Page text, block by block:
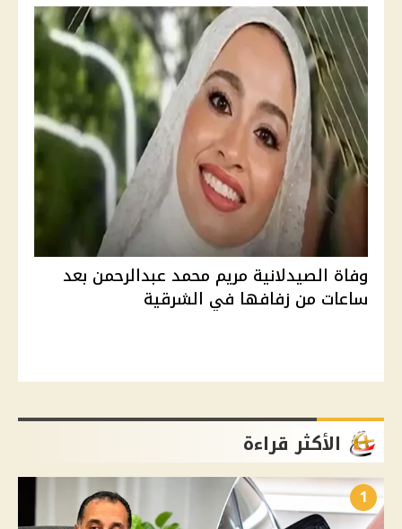
وفاة الصيدلانية مريم محمد عبدالرحمن بعد
ساعات من زفافها في الشرقية
الأكثر قراءة
1